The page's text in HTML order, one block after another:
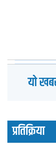
यो
प्रतिक्रिया